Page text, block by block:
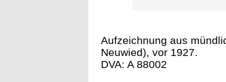
Aufzeichnung aus
Neuwied), vor 1927.
DVA: A 88002